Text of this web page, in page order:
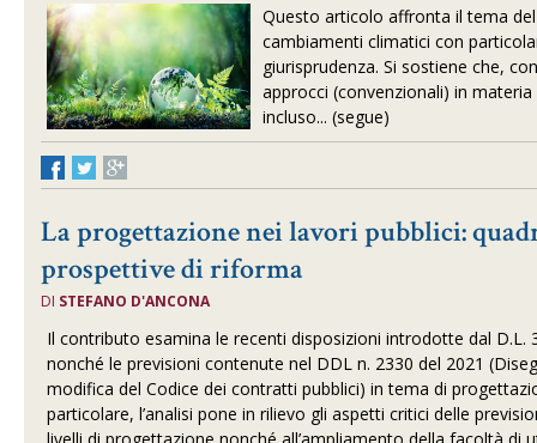
Questo articolo affronta il tema
cambiamenti climatici con
giurisprudenza. Si sostiene che,
approcci (convenzionali) in
incluso... (segue)
La progettazione nei lavori pubblici:
prospettive di riforma
DI STEFANO D'ANCONA
Il contributo esamina le recenti disposizioni introdotte dal D.L.
nonché le previsioni contenute nel DDL n. 2330 del 2021
modifica del Codice dei contratti pubblici) in tema di
particolare, l’analisi pone in rilievo gli aspetti critici delle